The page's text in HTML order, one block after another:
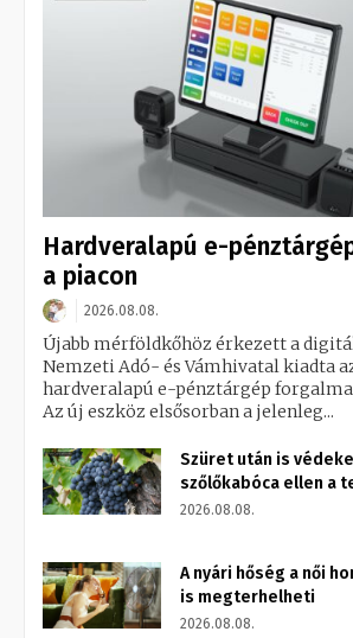
Hardveralapú e-
a piacon
2026.08.08.
Újabb mérföldkőhöz érkezett a
Nemzeti Adó- és Vámhivatal kiadta
hardveralapú e-pénztárgép
Az új eszköz elsősorban a jelenleg...
Szüret után is
szőlőkabóca ellen a
2026.08.08.
A nyári hőség a női
is megterhelheti
2026.08.08.